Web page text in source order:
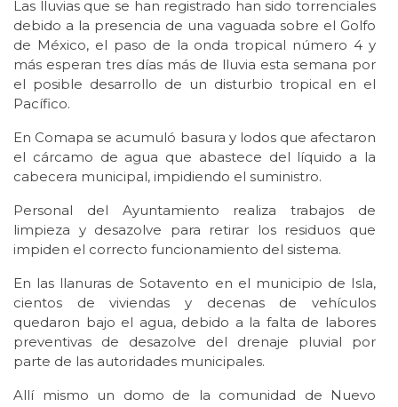
Las lluvias que se han registrado han sido torrenciales
debido a la presencia de una vaguada sobre el Golfo
de México, el paso de la onda tropical número 4 y
más esperan tres días más de lluvia esta semana por
el posible desarrollo de un disturbio tropical en el
Pacífico.
En Comapa se acumuló basura y lodos que afectaron
el cárcamo de agua que abastece del líquido a la
cabecera municipal, impidiendo el suministro.
Personal del Ayuntamiento realiza trabajos de
limpieza y desazolve para retirar los residuos que
impiden el correcto funcionamiento del sistema.
En las llanuras de Sotavento en el municipio de Isla,
cientos de viviendas y decenas de vehículos
quedaron bajo el agua, debido a la falta de labores
preventivas de desazolve del drenaje pluvial por
parte de las autoridades municipales.
Allí mismo un domo de la comunidad de Nuevo